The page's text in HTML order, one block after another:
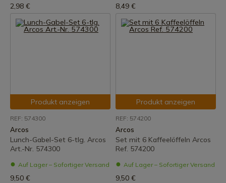
2,98 € 8,49 €
Produkt anzeigen
REF: 574300
Arcos
Lunch-Gabel-Set 6-tlg. Arcos
Art.-Nr. 574300
Auf Lager – Sofortiger Versand
9,50 €
Produkt anzeigen
REF: 574200
Arcos
Set mit 6 Kaffeelöffeln Arcos
Ref. 574200
Auf Lager – Sofortiger Versand
9,50 €